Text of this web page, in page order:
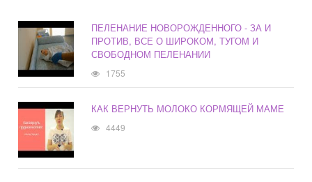
ПЕЛЕНАНИЕ НОВОРОЖДЕННОГО - ЗА И
ПРОТИВ, ВСЕ О ШИРОКОМ, ТУГОМ И
СВОБОДНОМ ПЕЛЕНАНИИ
1755
КАК ВЕРНУТЬ МОЛОКО КОРМЯЩЕЙ МАМЕ
4449